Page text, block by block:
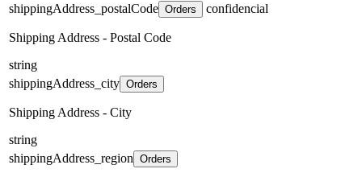
shippingAddress_postalCode Orders confidencial
Shipping Address - Postal Code
string
shippingAddress_city Orders
Shipping Address - City
string
shippingAddress_region Orders